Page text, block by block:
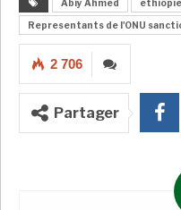
Super Admin
Éthiopie:
extérieures
Super Admin
Éthiopie:
Abiy Ahmed ethiopie
Representants de l'ONU
2 706
Partager